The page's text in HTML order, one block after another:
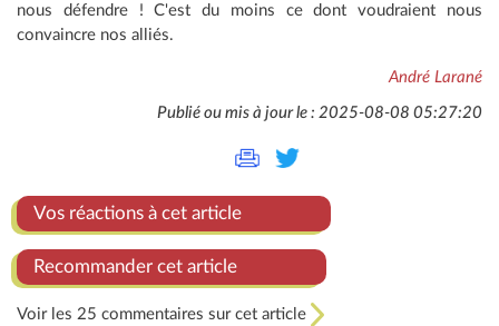
nous défendre ! C'est du moins ce dont voudraient nous
convaincre nos alliés.
André Larané
Publié ou mis à jour le : 2025-08-08 05:27:20
Vos réactions à cet article
Recommander cet article
Voir les 25 commentaires sur cet article